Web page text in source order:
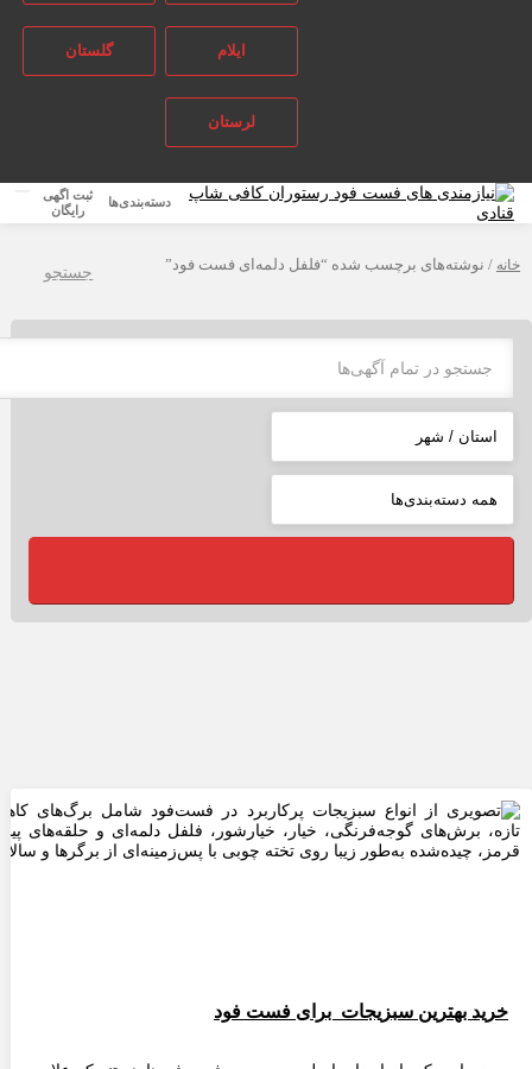
ایلام گلستان
لرستان
دسته‌بندی‌ها
ثبت اگهی
رایگان
جستجو / نوشته‌های برچسب شده “فلفل دلمه‌ای فست فود”
خرید بهترین سبزیجات برای فست فود